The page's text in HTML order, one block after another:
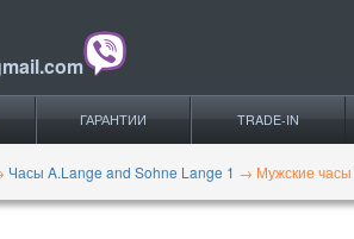
ГАРАНТИИ TRADE-IN
Часы A.Lange and Sohne Lange 1 → Мужские